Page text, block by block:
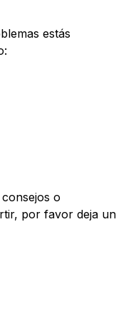
estás
o
por favor deja un